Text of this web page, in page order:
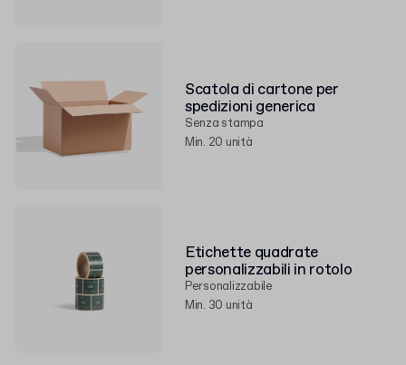
Scatola di cartone per
spedizioni generica
Senza stampa
Min. 20 unità
Etichette quadrate
personalizzabili in rotolo
Personalizzabile
Min. 30 unità